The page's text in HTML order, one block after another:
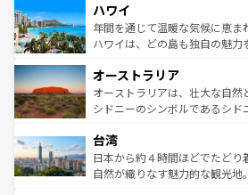
ば市内交通費無料で観光を楽しむこと
着のスイス情報はコンテンツ一
のような巨大都市は、観光、シ
ンメントが詰まった刺激的なス
西部には大自然が広がり、グラ
部のニューオーリンズでは、音
文化が魅力。旅行者はアメリカ
しみながら、その多様性と豊か
ならではの贅沢な旅のスタイルだ。 なお、新着のア
情報はコンテンツ一覧を参照し
ハワイ
年間を通じて温暖な気候に恵ま
ハワイは、どの島も独自の魅力
ワイ島は見逃せない。また、定
島だが、静かな自然を求めるな
おすすめ。エメラルドグリーン
れるおもてなしの心で訪れる人
人々、おいしいローカルフード
ク、伝統的なフラダンスなど、
オーストラリア
オーストラリアは、壮大な自然
シドニーのシンボルであるシド
リアリーフや大陸中央部にそび
ク）、タスマニアの美しい原生
ど、見どころがたくさん。また
台湾
日本から約４時間ほどでたどり
自然が織りなす魅力的な観光地